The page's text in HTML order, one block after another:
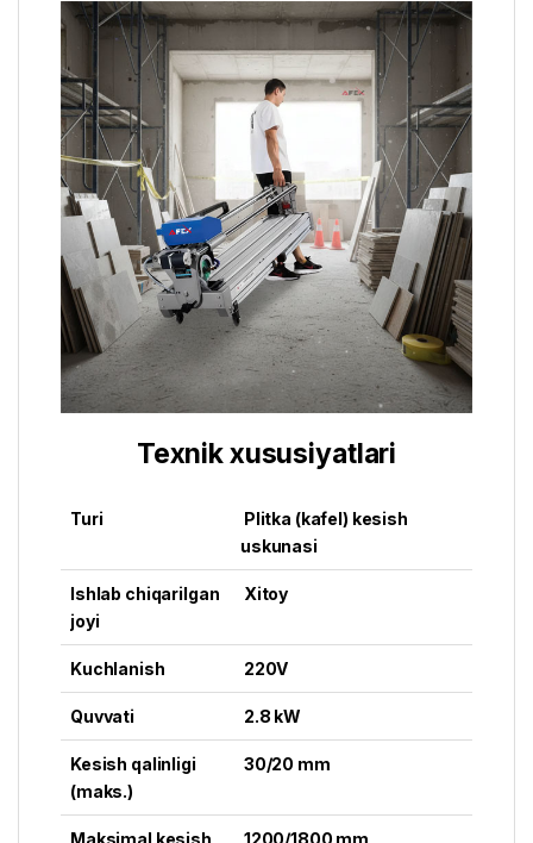
Texnik xususiyatlari
Turi
Plitka (kafel) kesish
uskunasi
Ishlab chiqarilgan
joyi
Xitoy
Kuchlanish 220V
Quvvati 2.8 kW
Kesish qalinligi
(maks.)
30/20 mm
Maksimal kesish
1200/1800 mm